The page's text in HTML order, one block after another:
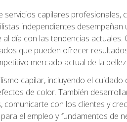
servicios capilares profesionales,
independientes desempeñan
día con las tendencias actuales.
que pueden ofrecer
mercado actual de la
capilar, incluyendo el cuidado
de color. También
con los clientes y
el empleo y fundamentos de